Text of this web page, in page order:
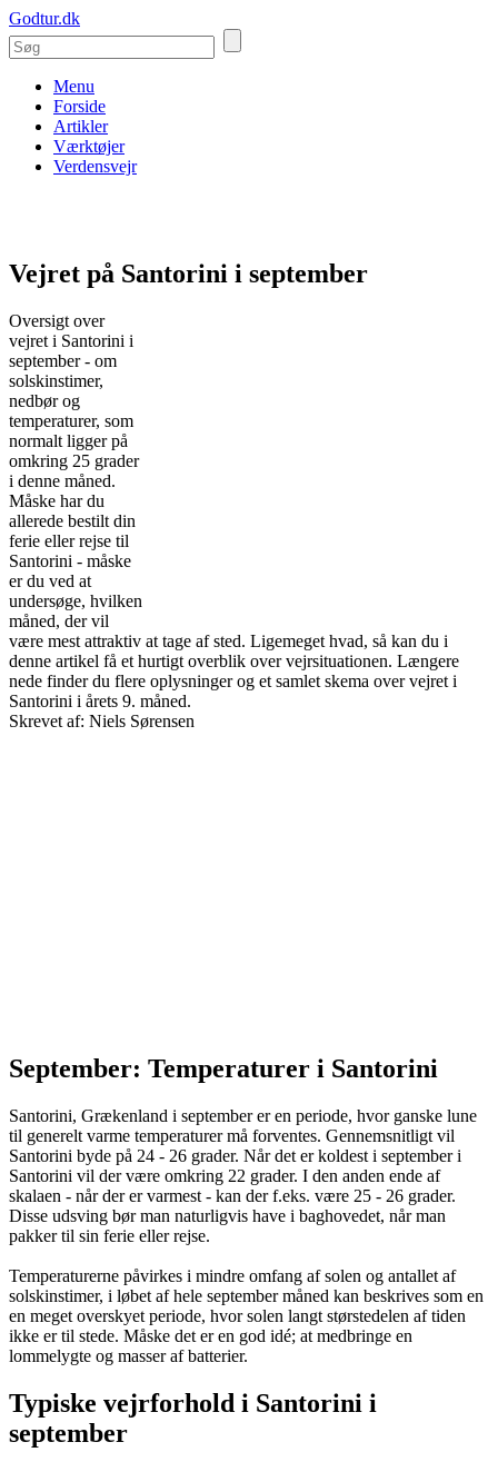
Godtur.dk
Menu
Forside
Artikler
Værktøjer
Verdensvejr
Vejret på Santorini i september
Oversigt over
vejret i Santorini i
september - om
solskinstimer,
nedbør og
temperaturer, som
normalt ligger på
omkring 25 grader
i denne måned.
Måske har du
allerede bestilt din
ferie eller rejse til
Santorini - måske
er du ved at
undersøge, hvilken
måned, der vil
være mest attraktiv at tage af sted. Ligemeget hvad, så kan du i
denne artikel få et hurtigt overblik over vejrsituationen. Længere
nede finder du flere oplysninger og et samlet skema over vejret i
Santorini i årets 9. måned.
Skrevet af: Niels Sørensen
September: Temperaturer i Santorini
Santorini, Grækenland i september er en periode, hvor ganske lune
til generelt varme temperaturer må forventes. Gennemsnitligt vil
Santorini byde på 24 - 26 grader. Når det er koldest i september i
Santorini vil der være omkring 22 grader. I den anden ende af
skalaen - når der er varmest - kan der f.eks. være 25 - 26 grader.
Disse udsving bør man naturligvis have i baghovedet, når man
pakker til sin ferie eller rejse.
Temperaturerne påvirkes i mindre omfang af solen og antallet af
solskinstimer, i løbet af hele september måned kan beskrives som en
en meget overskyet periode, hvor solen langt størstedelen af tiden
ikke er til stede. Måske det er en god idé; at medbringe en
lommelygte og masser af batterier.
Typiske vejrforhold i Santorini i
september